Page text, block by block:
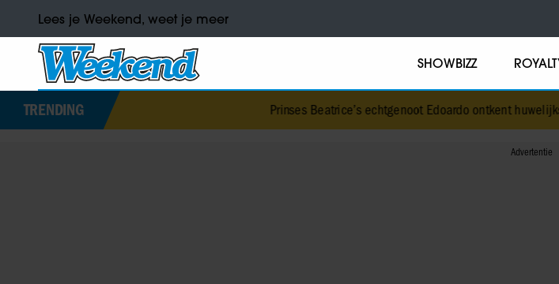
Lees je Weekend, weet je meer
SHOWBIZZ
TRENDING Prinses Beatrice’s echtgenoot Edoardo ontkent huwelijksproblemen•